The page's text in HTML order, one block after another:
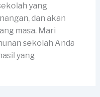
yang
dan akan
masa. Mari
sekolah Anda
yang